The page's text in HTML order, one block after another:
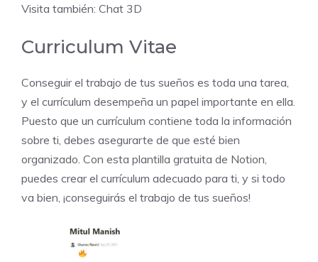
Visita también: Chat 3D
Curriculum Vitae
Conseguir el trabajo de tus sueños es toda una tarea,
y el currículum desempeña un papel importante en ella.
Puesto que un currículum contiene toda la información
sobre ti, debes asegurarte de que esté bien
organizado. Con esta plantilla gratuita de Notion,
puedes crear el currículum adecuado para ti, y si todo
va bien, ¡conseguirás el trabajo de tus sueños!